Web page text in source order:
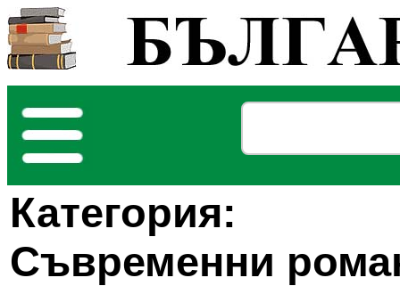
Категория:
Съвременни